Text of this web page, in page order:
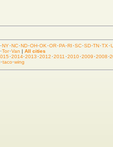
·NY·NC·ND·OH·OK ·OR·PA·RI ·SC·SD·TN·TX ·
·Tor·Van | All cities
·2014·2013 ·2012 ·2011 ·2010·2009 ·2008 ·
·taco·wing